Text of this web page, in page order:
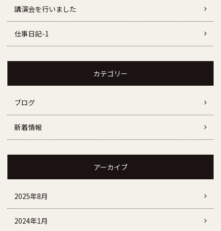
講演会を行いました
仕事日記-1
カテゴリー
ブログ
新着情報
アーカイブ
2025年8月
2024年1月